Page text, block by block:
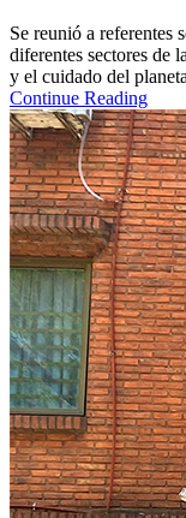
Se reunió a referentes
diferentes sectores de
y el cuidado del
Continue Reading